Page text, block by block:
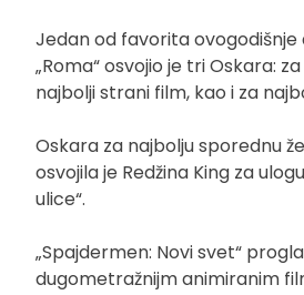
Jedan od favorita ovogodišnje
„Roma“ osvojio je tri Oskara:
najbolji strani film, kao i za
Oskara za najbolju sporednu
osvojila je Redžina King za
ulice“.
„Spajdermen: Novi svet“
dugometražnijm animiranim